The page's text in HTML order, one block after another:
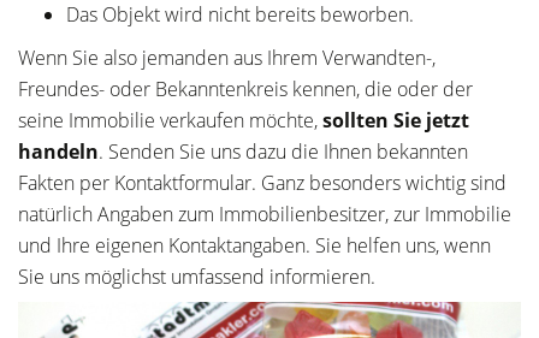
Das Objekt wird nicht bereits beworben.
Wenn Sie also jemanden aus Ihrem Verwandten-,
Freundes- oder Bekanntenkreis kennen, die oder der
seine Immobilie verkaufen möchte,sollten Sie jetzt
handeln. Senden Sie uns dazu die Ihnen bekannten
Fakten per Kontaktformular. Ganz besonders wichtig sind
natürlich Angaben zum Immobilienbesitzer, zur Immobilie
und Ihre eigenen Kontaktangaben. Sie helfen uns, wenn
Sie uns möglichst umfassend informieren.